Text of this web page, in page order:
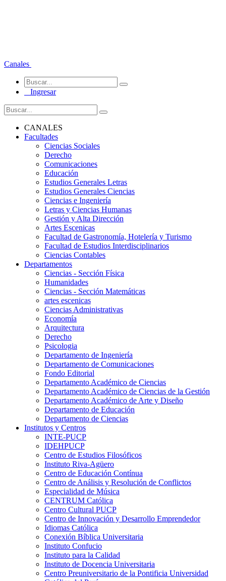
Canales
Ingresar
CANALES
Facultades
Ciencias Sociales
Derecho
Comunicaciones
Educación
Estudios Generales Letras
Estudios Generales Ciencias
Ciencias e Ingeniería
Letras y Ciencias Humanas
Gestión y Alta Dirección
Artes Escenicas
Facultad de Gastronomía, Hotelería y Turismo
Facultad de Estudios Interdisciplinarios
Ciencias Contables
Departamentos
Ciencias - Sección Física
Humanidades
Ciencias - Sección Matemáticas
artes escenicas
Ciencias Administrativas
Economía
Arquitectura
Derecho
Psicologia
Departamento de Ingeniería
Departamento de Comunicaciones
Fondo Editorial
Departamento Académico de Ciencias
Departamento Académico de Ciencias de la Gestión
Departamento Académico de Arte y Diseño
Departamento de Educación
Departamento de Ciencias
Institutos y Centros
INTE-PUCP
IDEHPUCP
Centro de Estudios Filosóficos
Instituto Riva-Agüero
Centro de Educación Contínua
Centro de Análisis y Resolución de Conflictos
Especialidad de Música
CENTRUM Católica
Centro Cultural PUCP
Centro de Innovación y Desarrollo Emprendedor
Idiomas Católica
Conexión Bíblica Universitaria
Instituto Confucio
Instituto para la Calidad
Instituto de Docencia Universitaria
Centro Preuniversitario de la Pontificia Universidad